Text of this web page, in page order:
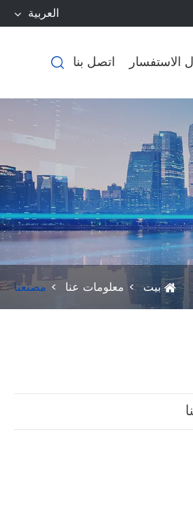
العربية
الاستفسار اتصل بنا 
بيت معلومات عنا مصنعنا